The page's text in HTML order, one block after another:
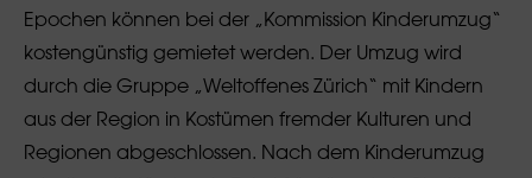
Epochen können bei der „Kommission Kinderumzug“
kostengünstig gemietet werden. Der Umzug wird
durch die Gruppe „Weltoffenes Zürich“ mit Kindern
aus der Region in Kostümen fremder Kulturen und
Regionen abgeschlossen. Nach dem Kinderumzug